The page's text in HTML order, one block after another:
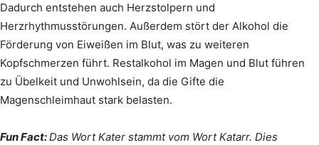
Dadurch entstehen auch Herzstolpern und
Herzrhythmusstörungen. Außerdem stört der Alkohol die
Förderung von Eiweißen im Blut, was zu weiteren
Kopfschmerzen führt. Restalkohol im Magen und Blut führen
zu Übelkeit und Unwohlsein, da die Gifte die
Magenschleimhaut stark belasten.
Fun Fact:Das Wort Kater stammt vom Wort Katarr. Dies